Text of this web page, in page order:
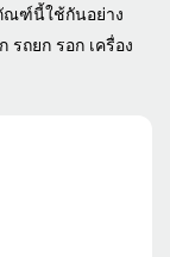
ณฑ์นี้ใช้กันอย่าง
ถยก รอก เครื่อง